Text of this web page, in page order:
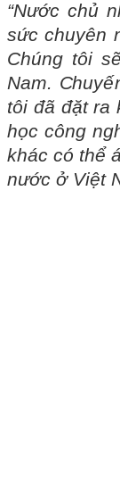
“Nước chủ
sức chuyên
Chúng tôi
Nam.
tôi đã đặt ra
học công
khác có thể
nước ở Việt